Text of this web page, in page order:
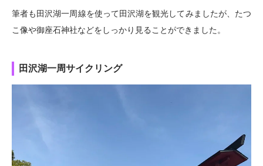
筆者も田沢湖一周線を使って田沢湖を観光してみましたが、たつ
こ像や御座石神社などをしっかり見ることができました。
田沢湖一周サイクリング